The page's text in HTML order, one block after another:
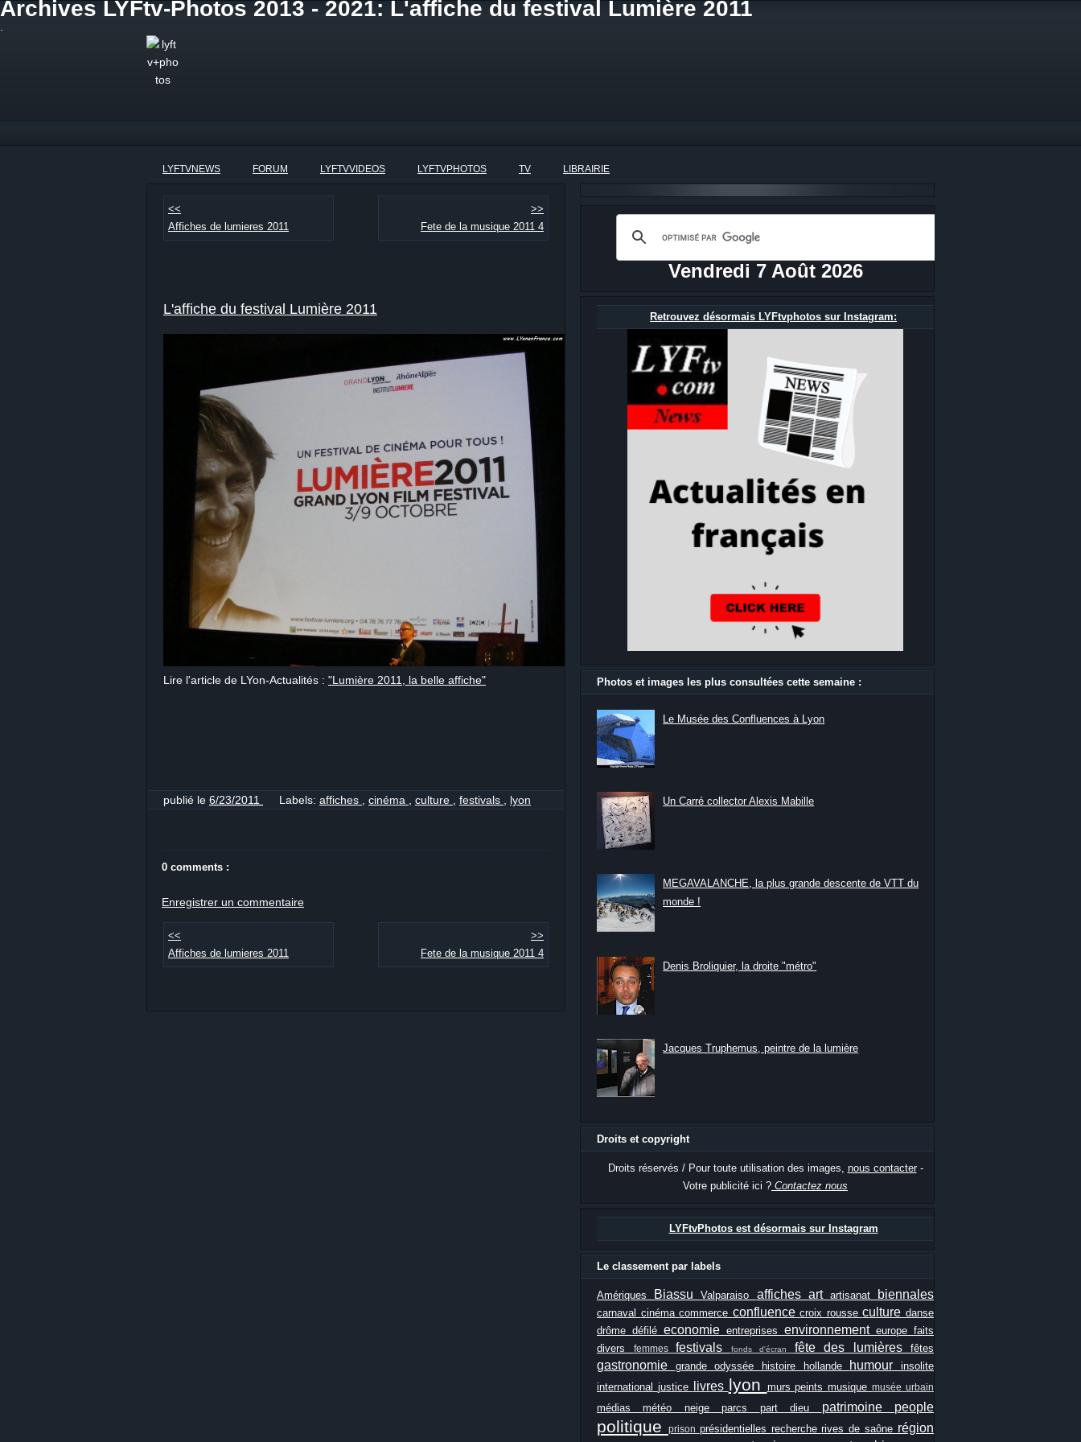
Archives LYFtv-Photos 2013 - 2021: L'affiche du festival Lumière 2011
LYFTVNEWS FORUM LYFTVVIDEOS LYFTVPHOTOS TV LIBRAIRIE
<<
Affiches de lumieres 2011
>>
Fete de la musique 2011 4
L'affiche du festival Lumière 2011
Lire l'article de LYon-Actualités : "Lumière 2011, la belle affiche"
publié le 6/23/2011 Labels: affiches cinéma culture festivals lyon
0 comments :
Enregistrer un commentaire
<<
Affiches de lumieres 2011
>>
Fete de la musique 2011 4
Vendredi 7 Août 2026
Retrouvez désormais LYFtvphotos sur Instagram:
Photos et images les plus consultées cette semaine :
Le Musée des Confluences à Lyon
Un Carré collector Alexis Mabille
MEGAVALANCHE, la plus grande descente de VTT du
monde !
Denis Broliquier, la droite "métro"
Jacques Truphemus, peintre de la lumière
Droits et copyright
Droits réservés / Pour toute utilisation des images, nous contacter-
Votre publicité ici ? Contactez nous
LYFtvPhotos est désormais sur Instagram
Le classement par labels
Amériques BiassuValparaiso affiches art artisanat biennales
carnaval cinémacommerce confluencecroix rousseculturedanse
drôme défilé economie entreprises environnement europe faits
divers
femmes festivals fonds d'écran fête des lumières fêtes
gastronomie grande odyssée histoire hollande humourinsolite
international justice livres lyon murs peintsmusiquemusée urbain
médiasmétéo neigeparcs part dieu patrimoine people
politique prison présidentielles rechercherives de saône région